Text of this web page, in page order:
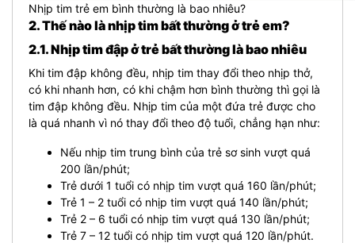
Nhịp tim trẻ em bình thường là bao nhiêu?
2. Thế nào là nhịp tim bất thường ở trẻ em?
2.1. Nhịp tim đập ở trẻ bất thường là bao nhiêu
Khi tim đập không đều, nhịp tim thay đổi theo nhịp thở,
có khi nhanh hơn, có khi chậm hơn bình thường thì gọi là
tim đập không đều. Nhịp tim của một đứa trẻ được cho
là quá nhanh vì nó thay đổi theo độ tuổi, chẳng hạn như:
Nếu nhịp tim trung bình của trẻ sơ sinh vượt quá
200 lần/phút;
Trẻ dưới 1 tuổi có nhịp tim vượt quá 160 lần/phút;
Trẻ 1 – 2 tuổi có nhịp tim vượt quá 140 lần/phút;
Trẻ 2 – 6 tuổi có nhịp tim vượt quá 130 lần/phút;
Trẻ 7 – 12 tuổi có nhịp tim vượt quá 120 lần/phút.